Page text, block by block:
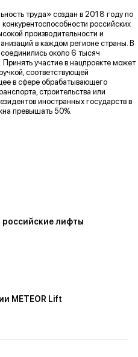
труда» создан в 2018 году по
российских
производительности и
в каждом регионе страны. В
около 6 тысяч
участие в нацпроекте может
соответствующей
в сфере обрабатывающего
строительства или
иностранных государств в
превышать 50%.
российские лифты
METEOR Lift